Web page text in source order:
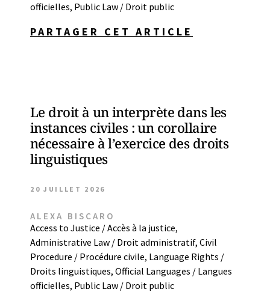
officielles, Public Law / Droit public
PARTAGER CET ARTICLE
Le droit à un interprète dans les
instances civiles : un corollaire
nécessaire à l’exercice des droits
linguistiques
20 JUILLET 2026
ALEXA BISCARO
Access to Justice / Accès à la justice,
Administrative Law / Droit administratif, Civil
Procedure / Procédure civile, Language Rights /
Droits linguistiques, Official Languages / Langues
officielles, Public Law / Droit public